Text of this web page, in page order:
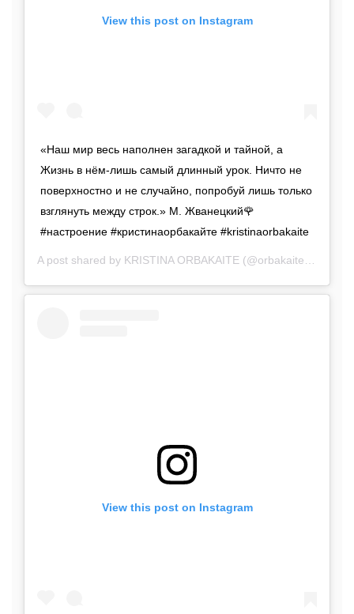
View this post on Instagram
«Наш мир весь наполнен загадкой и тайной, а
Жизнь в нём-лишь самый длинный урок. Ничто не
поверхностно и не случайно, попробуй лишь только
взглянуть между строк.» М. Жванецкий🌹
#настроение #кристинаорбакайте #kristinaorbakaite
A post shared by KRISTINA ORBAKAITE (@orbakaite_k) on
View this post on Instagram